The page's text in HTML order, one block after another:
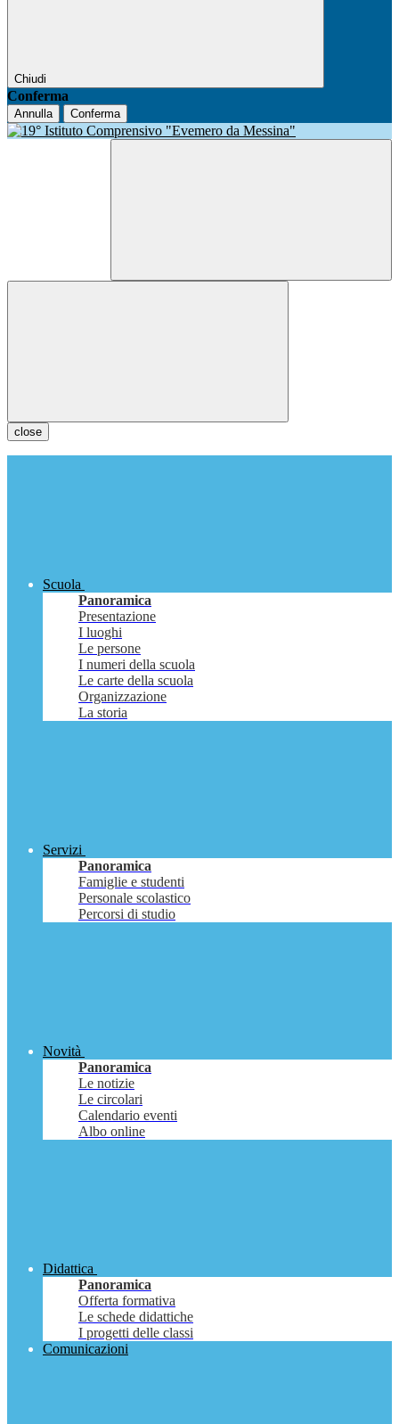
Chiudi
Conferma
Annulla Conferma
close
Scuola
Panoramica
Presentazione
I luoghi
Le persone
I numeri della scuola
Le carte della scuola
Organizzazione
La storia
Servizi
Panoramica
Famiglie e studenti
Personale scolastico
Percorsi di studio
Novità
Panoramica
Le notizie
Le circolari
Calendario eventi
Albo online
Didattica
Panoramica
Offerta formativa
Le schede didattiche
I progetti delle classi
Comunicazioni